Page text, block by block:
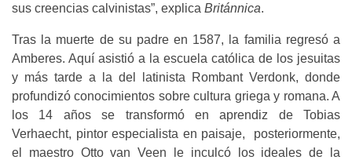
sus creencias calvinistas”, explica Británnica.
Tras la muerte de su padre en 1587, la familia regresó a
Amberes. Aquí asistió a la escuela católica de los jesuitas
y más tarde a la del latinista Rombant Verdonk, donde
profundizó conocimientos sobre cultura griega y romana. A
los 14 años se transformó en aprendiz de Tobias
Verhaecht, pintor especialista en paisaje, posteriormente,
el maestro Otto van Veen le inculcó los ideales de la